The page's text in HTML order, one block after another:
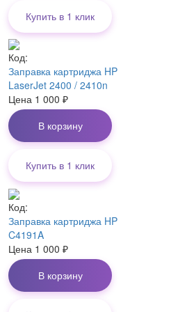
Купить в 1 клик
Код:
Заправка картриджа HP
LaserJet 2400 / 2410n
Цена 1 000 ₽
В корзину
Купить в 1 клик
Код:
Заправка картриджа HP
C4191A
Цена 1 000 ₽
В корзину